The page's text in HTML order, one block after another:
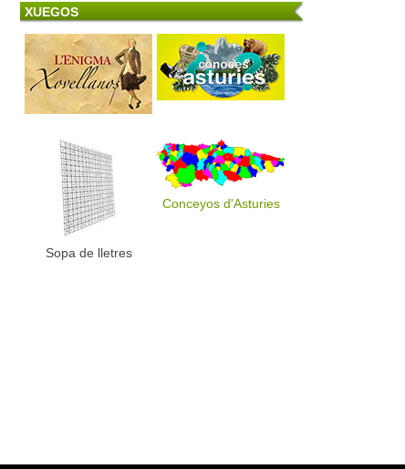
XUEGOS
Sopa de lletres
Conceyos d'Asturies